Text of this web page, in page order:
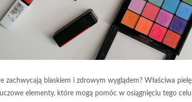
zachwycają blaskiem i zdrowym wyglądem? Właściwa
elementy, które mogą pomóc w osiągnięciu tego